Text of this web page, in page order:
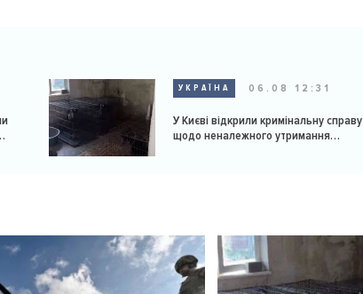
УКРАЇНА 06.08 12:31
У Києві відкрили кримінальну справу
щодо неналежного утримання